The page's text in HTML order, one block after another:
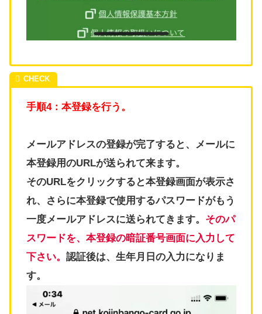
手順4：本登録を行う。
メールアドレスの登録が完了すると、メールに
本登録用のURLが送られて来ます。
そのURLをクリックすると本登録画面が表示さ
れ、さらに本登録で使用するパスワードがもう
一度メールアドレスに送られてきます。 そのパ
スワードを、本登録の暗証番号画面に入力して
下さい。 認証後は、生年月日の入力になりま
す。